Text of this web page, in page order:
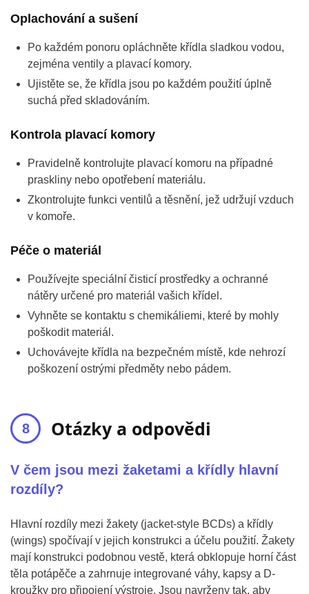
Oplachování a sušení
Po každém ponoru opláchněte křídla sladkou vodou,
zejména ventily a plavací komory.
Ujistěte se, že křídla jsou po každém použití úplně
suchá před skladováním.
Kontrola plavací komory
Pravidelně kontrolujte plavací komoru na případné
praskliny nebo opotřebení materiálu.
Zkontrolujte funkci ventilů a těsnění, jež udržují vzduch
v komoře.
Péče o materiál
Používejte speciální čisticí prostředky a ochranné
nátěry určené pro materiál vašich křídel.
Vyhněte se kontaktu s chemikáliemi, které by mohly
poškodit materiál.
Uchovávejte křídla na bezpečném místě, kde nehrozí
poškození ostrými předměty nebo pádem.
Otázky a odpovědi
V čem jsou mezi žaketami a křídly hlavní
rozdíly?
Hlavní rozdíly mezi žakety (jacket-style BCDs) a křídly
(wings) spočívají v jejich konstrukci a účelu použití. Žakety
mají konstrukci podobnou vestě, která obklopuje horní část
těla potápěče a zahrnuje integrované váhy, kapsy a D-
kroužky pro připojení výstroje. Jsou navrženy tak, aby